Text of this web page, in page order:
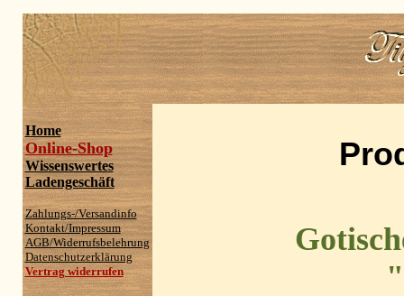
Home
Online-Shop
Wissenswertes
Ladengeschäft
Zahlungs-/Versandinfo
Kontakt/Impressum
AGB/Widerrufsbelehrung
Datenschutzerklärung
Vertrag widerrufen